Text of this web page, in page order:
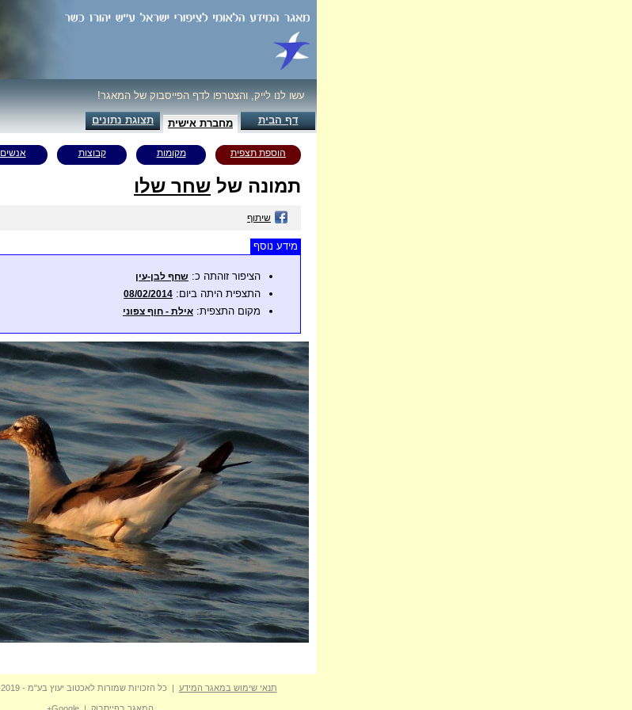
עשו לנו לייק, והצטרפו לדף הפייסבוק של המאגר!
דף הבית מחברת אישית תצוגת נתונים
הוספת תצפית מקומות קבוצות אנשים
תמונה של שחר שלו
שיתוף
מידע נוסף
הציפור זוהתה כ: שחף לבן-עין
התצפית היתה ביום: 08/02/2014
מקום התצפית: אילת - חוף צפוני
תנאי שימוש במאגר המידע | כל הזכויות שמורות לאכטוב יעוץ בע"מ - 2009-2019 © |